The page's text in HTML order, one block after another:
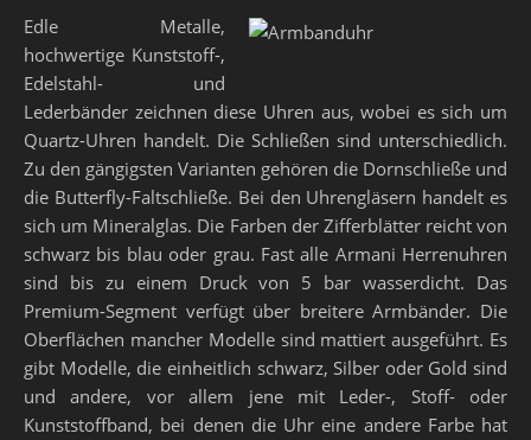
Edle Metalle,
hochwertige Kunststoff-,
Edelstahl- und
Lederbänder zeichnen diese Uhren aus, wobei es sich um
Quartz-Uhren handelt. Die Schließen sind unterschiedlich.
Zu den gängigsten Varianten gehören die Dornschließe und
die Butterfly-Faltschließe. Bei den Uhrengläsern handelt es
sich um Mineralglas. Die Farben der Zifferblätter reicht von
schwarz bis blau oder grau. Fast alle Armani Herrenuhren
sind bis zu einem Druck von 5 bar wasserdicht. Das
Premium-Segment verfügt über breitere Armbänder. Die
Oberflächen mancher Modelle sind mattiert ausgeführt. Es
gibt Modelle, die einheitlich schwarz, Silber oder Gold sind
und andere, vor allem jene mit Leder-, Stoff- oder
Kunststoffband, bei denen die Uhr eine andere Farbe hat